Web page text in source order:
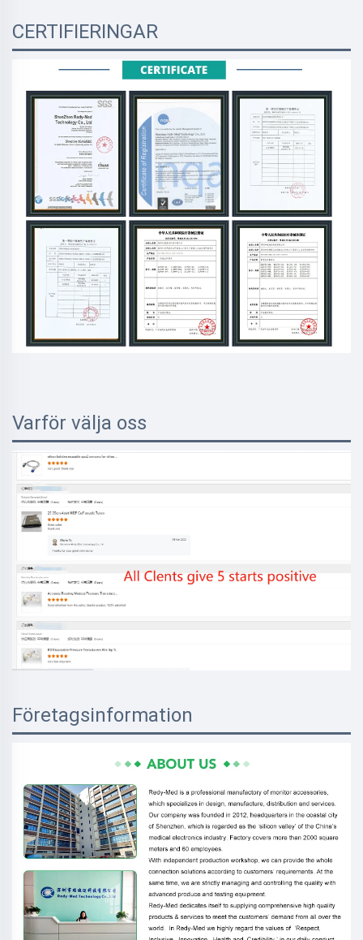
CERTIFIERINGAR
Varför välja oss
Företagsinformation